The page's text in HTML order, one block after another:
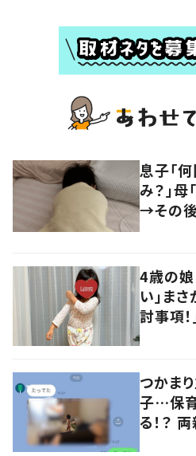
息子「
み？」
→その
4歳の娘
い」ま
討事項
つかま
子…保
る！？